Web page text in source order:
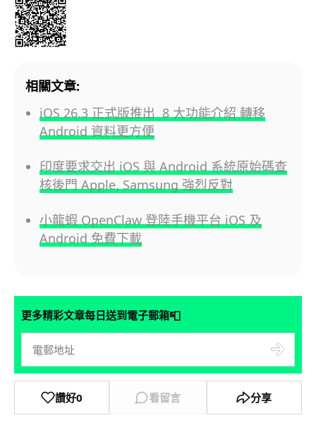
相關文章:
iOS 26.3 正式版推出 8 大功能介紹 轉移
Android 資料更方便
印度要求交出 iOS 與 Android 系統原始碼查
核後門 Apple, Samsung 強烈反對
小龍蝦 OpenClaw 登陸手機平台 iOS 及
Android 免費下載
更多精彩文章每日送到電子郵箱📮
讚好0 看留言 分享